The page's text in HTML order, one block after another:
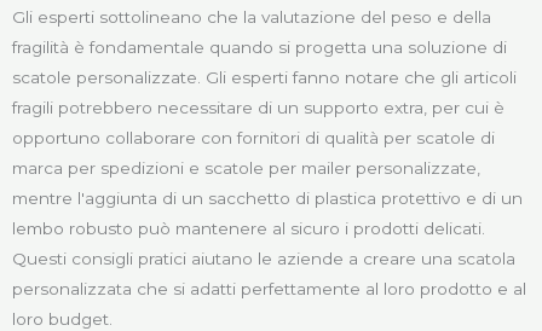
Gli esperti sottolineano che la valutazione del peso e della
fragilità è fondamentale quando si progetta una soluzione di
scatole personalizzate. Gli esperti fanno notare che gli articoli
fragili potrebbero necessitare di un supporto extra, per cui è
opportuno collaborare con fornitori di qualità per scatole di
marca per spedizioni e scatole per mailer personalizzate,
mentre l'aggiunta di un sacchetto di plastica protettivo e di un
lembo robusto può mantenere al sicuro i prodotti delicati.
Questi consigli pratici aiutano le aziende a creare una scatola
personalizzata che si adatti perfettamente al loro prodotto e al
loro budget.